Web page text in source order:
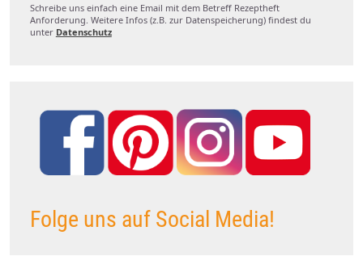
Schreibe uns einfach eine Email mit dem Betreff Rezeptheft
Anforderung. Weitere Infos (z.B. zur Datenspeicherung) findest du
unter Datenschutz
Folge uns auf Social Media!